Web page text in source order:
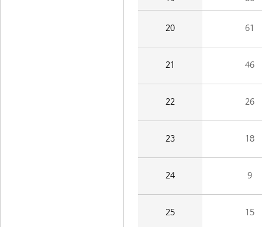
20 61
21 46
22 26
23 18
24 9
25 15